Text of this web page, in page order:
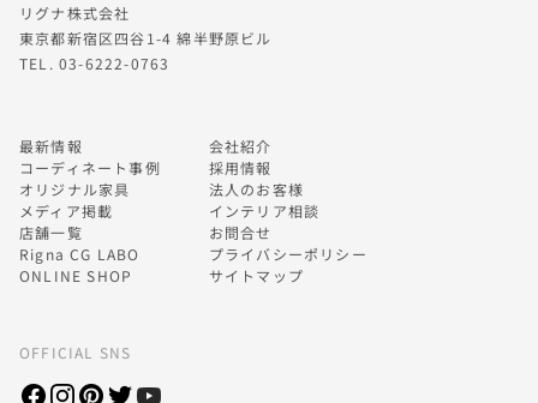
リグナ株式会社
東京都新宿区四谷1-4 綿半野原ビル
TEL. 03-6222-0763
最新情報
コーディネート事例
オリジナル家具
メディア掲載
店舗一覧
Rigna CG LABO
ONLINE SHOP
会社紹介
採用情報
法人のお客様
インテリア相談
お問合せ
プライバシーポリシー
サイトマップ
OFFICIAL SNS